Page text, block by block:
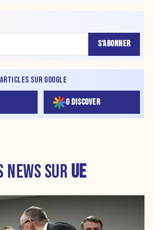
S'ABONNER
SUR GOOGLE
G DISCOVER
NEWS SUR UE